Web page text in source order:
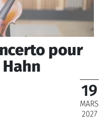
pour
19
MARS
2027